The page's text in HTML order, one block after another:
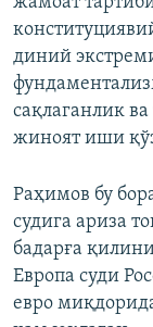
диний
сақлаганлик
жиноят иши
Раҳимов бу
судига ариза
бадарға
Европа суди
евро